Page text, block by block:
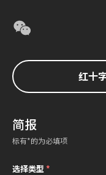
红十
简报
标有*的为必填项
选择类型*